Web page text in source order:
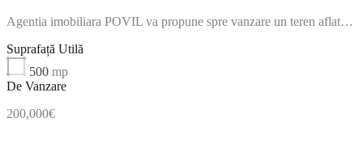
Agentia imobiliara POVIL va propune spre vanzare un teren aflat…
Suprafață Utilă
500 mp
De Vanzare
200,000€